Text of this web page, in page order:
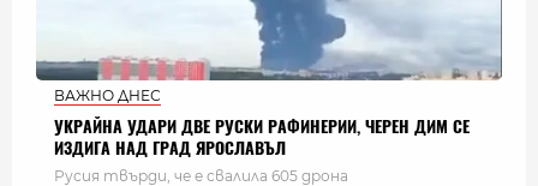
ВАЖНО ДНЕС
УКРАЙНА УДАРИ ДВЕ РУСКИ РАФИНЕРИИ, ЧЕРЕН ДИМ СЕ
ИЗДИГА НАД ГРАД ЯРОСЛАВЪЛ
Русия твърди, че е свалила 605 дрона